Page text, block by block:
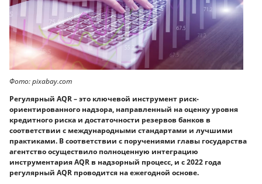
Фото: pixabay.com
Регулярный AQR – это ключевой инструмент риск-
ориентированного надзора, направленный на оценку уровня
кредитного риска и достаточности резервов банков в
соответствии с международными стандартами и лучшими
практиками. В соответствии с поручениями главы государства
агентство осуществило полноценную интеграцию
инструментария AQR в надзорный процесс, и с 2022 года
регулярный AQR проводится на ежегодной основе.